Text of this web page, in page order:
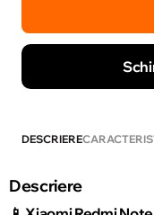
DESCRIERE
Descriere